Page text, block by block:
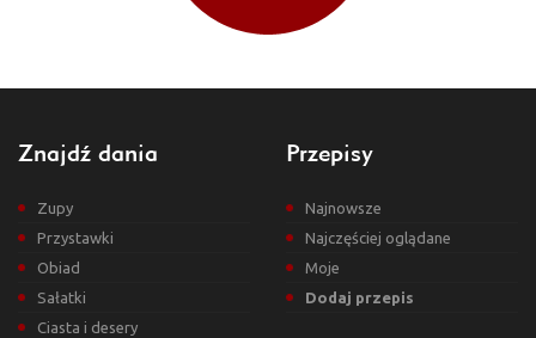
Znajdź dania
Zupy
Przystawki
Obiad
Sałatki
Ciasta i desery
Przepisy
Najnowsze
Najczęściej oglądane
Moje
Dodaj przepis